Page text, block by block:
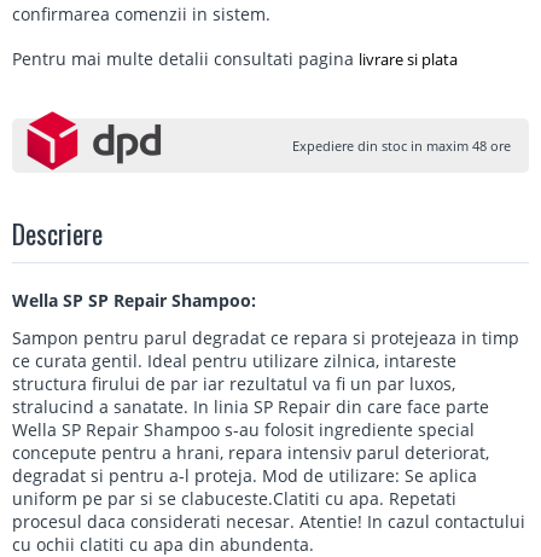
confirmarea comenzii in sistem.
Pentru mai multe detalii consultati pagina livrare si plata
Expediere din stoc in maxim 48 ore
Descriere
Wella SP SP Repair Shampoo:
Sampon pentru parul degradat ce repara si protejeaza in timp
ce curata gentil. Ideal pentru utilizare zilnica, intareste
structura firului de par iar rezultatul va fi un par luxos,
stralucind a sanatate. In linia SP Repair din care face parte
Wella SP Repair Shampoo s-au folosit ingrediente special
concepute pentru a hrani, repara intensiv parul deteriorat,
degradat si pentru a-l proteja. Mod de utilizare: Se aplica
uniform pe par si se clabuceste.Clatiti cu apa. Repetati
procesul daca considerati necesar. Atentie! In cazul contactului
cu ochii clatiti cu apa din abundenta.